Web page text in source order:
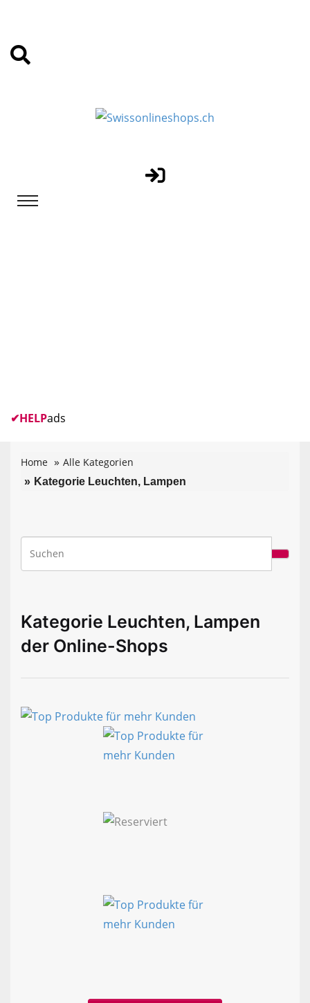
✔HELPads
Home Alle Kategorien
Kategorie Leuchten, Lampen
Kategorie Leuchten, Lampen
der Online-Shops